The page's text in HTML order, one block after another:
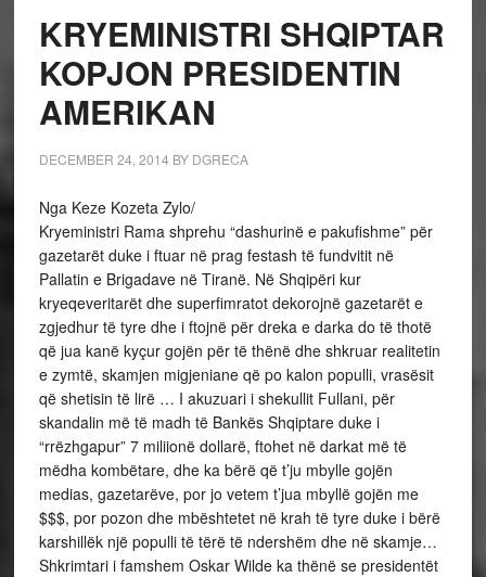
KRYEMINISTRI SHQIPTAR
KOPJON PRESIDENTIN
AMERIKAN
DECEMBER 24, 2014 BY DGRECA
Nga Keze Kozeta Zylo/
Kryeministri Rama shprehu “dashurinë e pakufishme” për
gazetarët duke i ftuar në prag festash të fundvitit në
Pallatin e Brigadave në Tiranë. Në Shqipëri kur
kryeqeveritarët dhe superfimratot dekorojnë gazetarët e
zgjedhur të tyre dhe i ftojnë për dreka e darka do të thotë
që jua kanë kyçur gojën për të thënë dhe shkruar realitetin
e zymtë, skamjen migjeniane që po kalon populli, vrasësit
që shetisin të lirë … I akuzuari i shekullit Fullani, për
skandalin më të madh të Bankës Shqiptare duke i
“rrëzhgapur” 7 miliionë dollarë, ftohet në darkat më të
mëdha kombëtare, dhe ka bërë që t’ju mbylle gojën
medias, gazetarëve, por jo vetem t’jua mbyllë gojën me
$$$, por pozon dhe mbështetet në krah të tyre duke i bërë
karshillëk një populli të tërë të ndershëm dhe në skamje…
Shkrimtari i famshem Oskar Wilde ka thënë se presidentët